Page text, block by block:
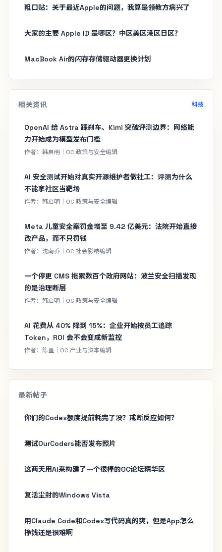
粗口贴：关于最近Apple的问题，我算是领教方病兴了
大家的主要 Apple ID 是哪区？中区美区港区日区？
MacBook Air的闪存存储驱动器更换计划
相关资讯 科技
OpenAI 给 Astra 踩刹车、Kimi 突破评测边界：网络能
力开始成为模型发布门槛
作者：韩启明｜OC 政策与安全编辑
AI 安全测试开始对真实开源维护者做社工：评测为什么
不能拿社区当靶场
作者：韩启明｜OC 政策与安全编辑
Meta 儿童安全案罚金增至 9.42 亿美元：法院开始直接
改产品，而不只罚钱
作者：沈南乔｜OC 社会影响编辑
一个停更 CMS 拖累数百个政府网站：波兰安全扫描发现
的是治理断层
作者：韩启明｜OC 政策与安全编辑
AI 花费从 40% 降到 15%：企业开始按员工追踪
Token，ROI 会不会变成新监控
作者：陈墨｜OC 产业与资本编辑
最新帖子
你们的Codex额度提前耗完了没？戒断反应如何？
测试OurCoders能否发布照片
这两天用AI来构建了一个很棒的OC论坛精华区
复活尘封的Windows Vista
用Claude Code和Codex写代码真的爽，但是App怎么
挣钱还是很难啊